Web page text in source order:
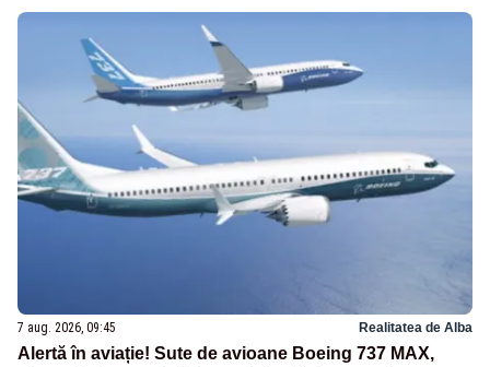
7 aug. 2026, 09:45 Realitatea de Alba
Alertă în aviație! Sute de avioane Boeing 737 MAX,